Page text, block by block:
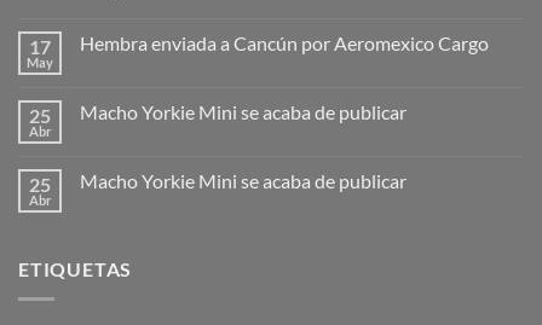
17
May
Hembra enviada a Cancún por Aeromexico Cargo
25
Abr
Macho Yorkie Mini se acaba de publicar
25
Abr
Macho Yorkie Mini se acaba de publicar
ETIQUETAS